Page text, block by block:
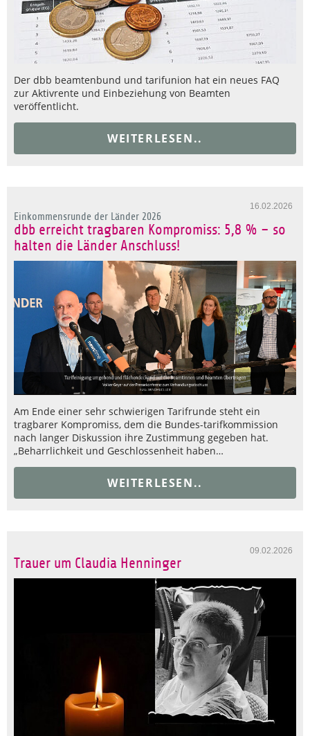
Der dbb beamtenbund und tarifunion hat ein neues FAQ
zur Aktivrente und Einbeziehung von Beamten
veröffentlicht.
WEITERLESEN..
16.02.2026
Einkommensrunde der Länder 2026
dbb erreicht tragbaren Kompromiss: 5,8 % – so
halten die Länder Anschluss!
Am Ende einer sehr schwierigen Tarifrunde steht ein
tragbarer Kompromiss, dem die Bundes-tarifkommission
nach langer Diskussion ihre Zustimmung gegeben hat.
„Beharrlichkeit und Geschlossenheit haben…
WEITERLESEN..
09.02.2026
Trauer um Claudia Henninger